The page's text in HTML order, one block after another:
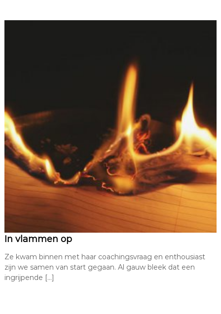
In vlammen op
Ze kwam binnen met haar coachingsvraag en enthousiast
zijn we samen van start gegaan. Al gauw bleek dat een
ingrijpende […]